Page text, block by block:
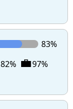
83%
82% 💼97%